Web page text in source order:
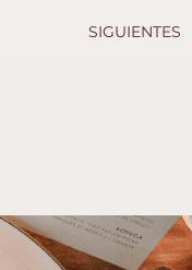
SIGUIENTES